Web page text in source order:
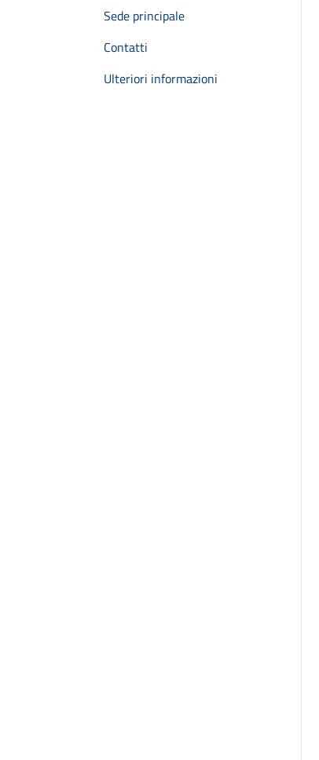
Sede principale
Contatti
Ulteriori informazioni